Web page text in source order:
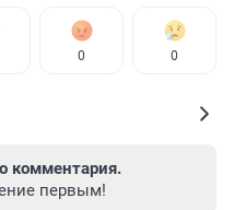
0 0
комментария.
первым!